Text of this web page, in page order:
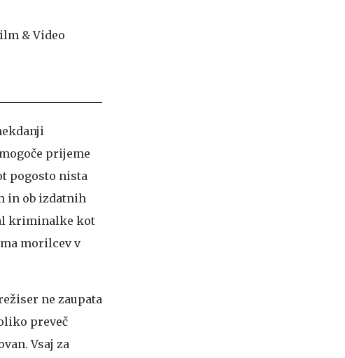
prijeme
pogosto nista
in ob izdatnih
kriminalke kot
morilcev v
ne zaupata
preveč
Vsaj za